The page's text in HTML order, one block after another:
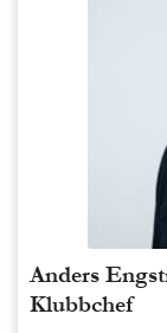
Anders
Klubbchef